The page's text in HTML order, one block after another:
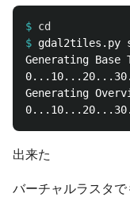
$ cd
$ gdal2tiles.py
Generating Base
Generating
出来た
バーチャルラスタで